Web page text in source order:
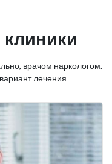
клиники
врачом наркологом.
лечения